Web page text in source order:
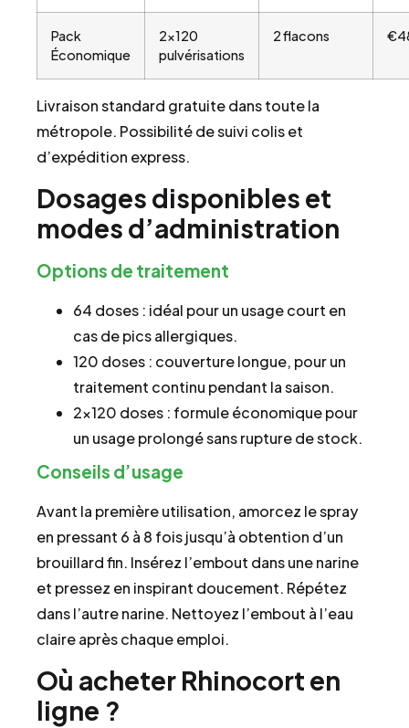
Pack
Économique
2×120
pulvérisations
2 flacons
Livraison standard gratuite dans toute la
métropole. Possibilité de suivi colis et
d’expédition express.
Dosages disponibles et
modes d’administration
Options de traitement
64 doses : idéal pour un usage court en
cas de pics allergiques.
120 doses : couverture longue, pour un
traitement continu pendant la saison.
2×120 doses : formule économique pour
un usage prolongé sans rupture de stock.
Conseils d’usage
Avant la première utilisation, amorcez le spray
en pressant 6 à 8 fois jusqu’à obtention d’un
brouillard fin. Insérez l’embout dans une narine
et pressez en inspirant doucement. Répétez
dans l’autre narine. Nettoyez l’embout à l’eau
claire après chaque emploi.
Où acheter Rhinocort en
ligne ?